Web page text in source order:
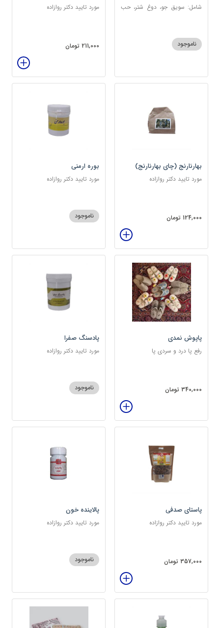
شامل: سویق جو، دوغ شتر، حب
عسلی-عنصلی
ناموجود
مورد تایید دکتر روازاده
211,000 تومان
بهارنارنج (چای بهارنارنج)
مورد تایید دکتر روازاده
124,000 تومان
بوره ارمنی
مورد تایید دکتر روازاده
ناموجود
پاپوش نمدی
رفع پا درد و سردی پا
340,000 تومان
پادسنگ صفرا
مورد تایید دکتر روازاده
ناموجود
پاستای صدفی
مورد تایید دکتر روازاده
357,000 تومان
پالاینده خون
مورد تایید دکتر روازاده
ناموجود